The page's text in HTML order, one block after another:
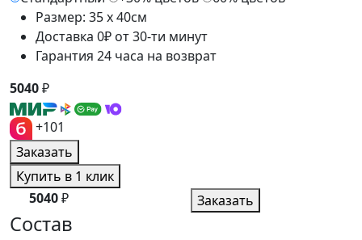
Размер: 35 x 40см
Доставка 0₽ от 30-ти минут
Гарантия 24 часа на возврат
5040₽
+101
Заказать
Купить в 1 клик
5040₽ Заказать
Состав